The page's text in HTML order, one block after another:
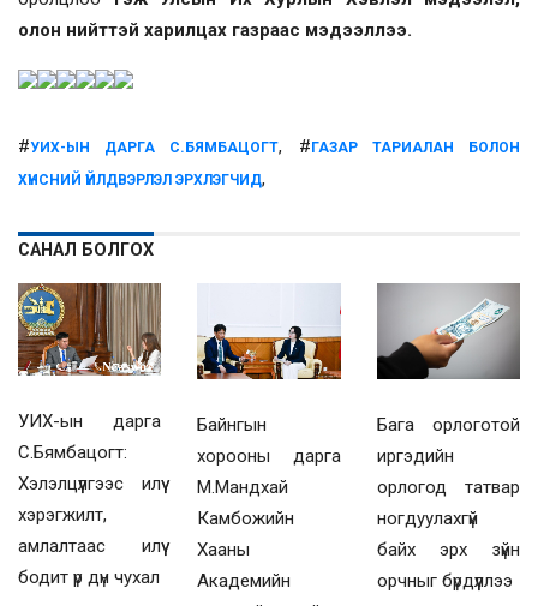
олон нийттэй харилцах газраас мэдээллээ.
#УИХ-ЫН ДАРГА С.БЯМБАЦОГТ, # ГАЗАР ТАРИАЛАН БОЛОН
ХҮНСНИЙ ҮЙЛДВЭРЛЭЛ ЭРХЛЭГЧИД,
САНАЛ БОЛГОХ
УИХ-ын дарга
С.Бямбацогт:
Хэлэлцүүлгээс илүү
хэрэгжилт,
амлалтаас илүү
бодит үр дүн чухал
Байнгын
хорооны дарга
М.Мандхай
Камбожийн
Хааны
Академийн
Бага орлоготой
иргэдийн
орлогод татвар
ногдуулахгүй
байх эрх зүйн
орчныг бүрдүүллээ